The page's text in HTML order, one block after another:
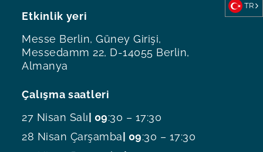
Etkinlik yeri
Messe Berlin, Güney Girişi,
Messedamm 22, D-14055 Berlin,
Almanya
Çalışma saatleri
27 Nisan Salı| 09:30 – 17:30
28 Nisan Çarşamba| 09:30 – 17:30
TR